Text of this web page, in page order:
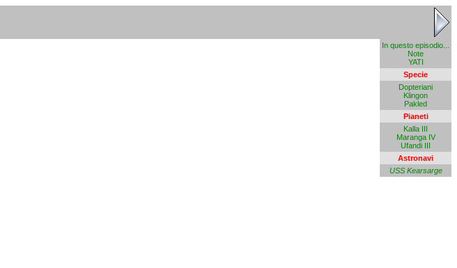
In questo episodio...
Note
YATI
Specie
Dopteriani
Klingon
Pakled
Pianeti
Kalla III
Maranga IV
Ufandi III
Astronavi
USS Kearsarge